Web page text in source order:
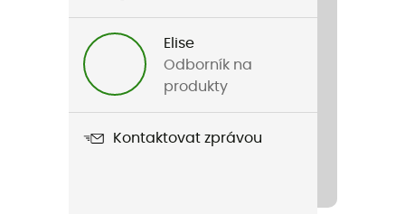
Vnitřní skořepina
Elise
Odborník na
produkty
Kontaktovat zprávou